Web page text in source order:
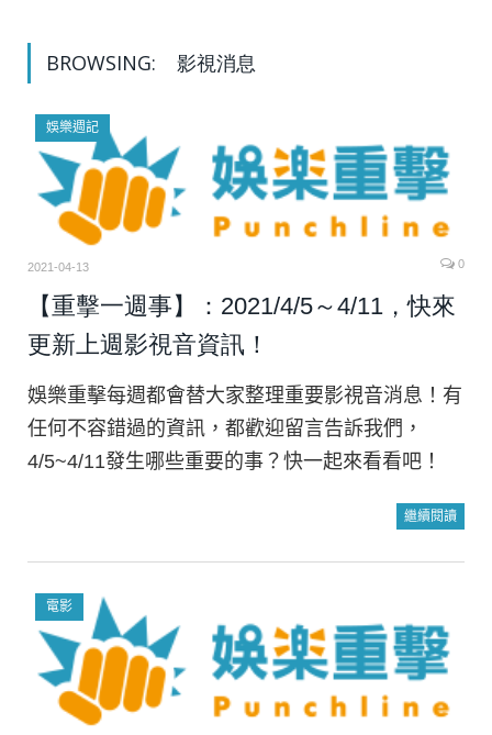
BROWSING: 影視消息
娛樂週記
2021-04-13 0
【重擊一週事】：2021/4/5～4/11，快來
更新上週影視音資訊！
娛樂重擊每週都會替大家整理重要影視音消息！有
任何不容錯過的資訊，都歡迎留言告訴我們，
4/5~4/11發生哪些重要的事？快一起來看看吧！
繼續閱讀
電影